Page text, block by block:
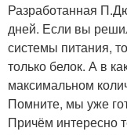
Разработанная
дней. Если вы
системы питания,
только белок. А в
максимальном
Помните, мы уже
Причём интересно